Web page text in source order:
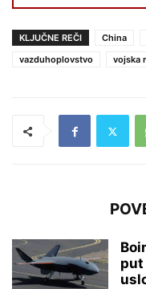
KLJUČNE REČI China
vazduhoplovstvo
vojska
put